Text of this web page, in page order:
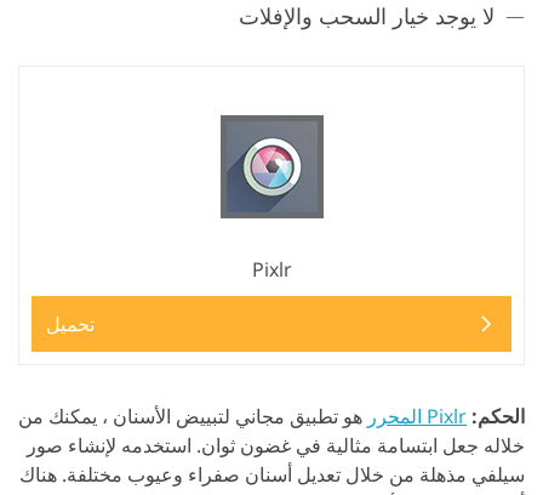
لا يوجد خيار السحب والإفلات
Pixlr
تحميل
الحكم: Pixlr المحرر
هو تطبيق مجاني لتبييض الأسنان ، يمكنك من
خلاله جعل ابتسامة مثالية في غضون ثوان. استخدمه لإنشاء صور
سيلفي مذهلة من خلال تعديل أسنان صفراء وعيوب مختلفة. هناك